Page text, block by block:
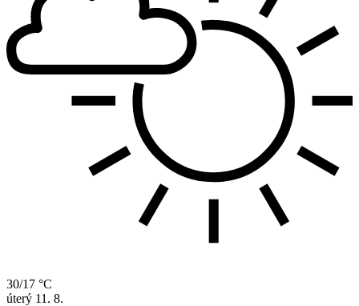
30/17 °C
úterý 11. 8.